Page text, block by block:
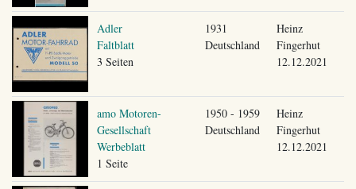
Adler
Faltblatt
3 Seiten
1931
Deutschland
Heinz
Fingerhut
12.12.2021
amo Motoren-
Gesellschaft
Werbeblatt
1 Seite
1950 - 1959
Deutschland
Heinz
Fingerhut
12.12.2021